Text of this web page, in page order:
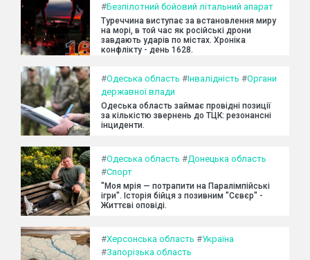
#Безпілотний бойовий літальний апарат
Туреччина виступає за встановлення миру
на морі, в той час як російські дрони
завдають ударів по містах. Хроніка
конфлікту - день 1628.
#Одеська область #Інвалідність #Органи
державної влади
Одеська область займає провідні позиції
за кількістю звернень до ТЦК: резонансні
інциденти.
#Одеська область #Донецька область
#Спорт
"Моя мрія — потрапити на Паралімпійські
ігри". Історія бійця з позивним "Сєвєр" -
Життєві оповіді.
#Херсонська область #Україна
#Запорізька область